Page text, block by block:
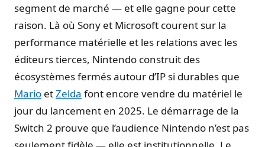
segment de marché — et elle gagne pour cette
raison. Là où Sony et Microsoft courent sur la
performance matérielle et les relations avec les
éditeurs tierces, Nintendo construit des
écosystèmes fermés autour d’IP si durables que
Mario etZelda font encore vendre du matériel le
jour du lancement en 2025. Le démarrage de la
Switch 2 prouve que l’audience Nintendo n’est pas